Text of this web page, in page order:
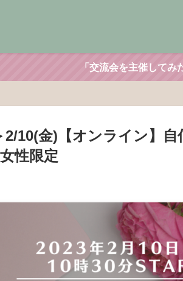
「交流会を主催して
2/10(金)【オンライン】
性限定